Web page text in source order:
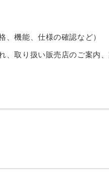
、機能、仕様の確認など）
、取り扱い販売店のご案内